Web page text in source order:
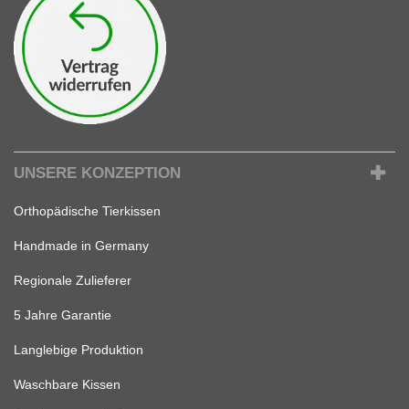
UNSERE KONZEPTION
Orthopädische Tierkissen
Handmade in Germany
Regionale Zulieferer
5 Jahre Garantie
Langlebige Produktion
Waschbare Kissen